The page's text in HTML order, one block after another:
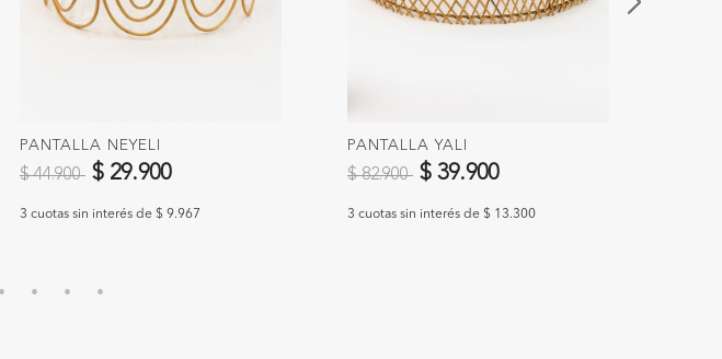
PANTALLA NEYELI
Precio reducido de
$ 44.900 a$ 29.900
3 cuotas sin interés de $ 9.967
PANTALLA YALI
Precio reducido de
$ 82.900 a$ 39.900
3 cuotas sin interés de $ 13.300